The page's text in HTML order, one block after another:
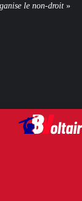
Yaël Braun-Pivet